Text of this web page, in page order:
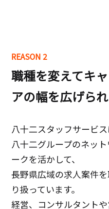
REASON 2
職種を変えてキ
アの幅を広げら
八十二スタッフサービ
八十二グループのネット
ークを活かして、
長野県広域の求人案件
り扱っています。
経営、コンサルタント